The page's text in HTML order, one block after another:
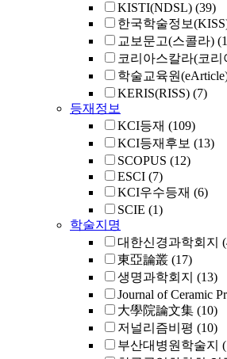
KISTI(NDSL) (39)
한국학술정보
교보문고(스콜라)
코리아스칼라(코리
학술교육원
KERIS(RISS) (7)
등재정보
KCI등재 (109)
KCI등재후보 (13)
SCOPUS (12)
ESCI (7)
KCI우수등재 (6)
SCIE (1)
학술지명
대한신경과학회지
東亞論叢 (17)
생명과학회지 (13)
Journal of Ceramic
大學院論文集 (10)
저널리즘비평 (10)
부산대병원학술지